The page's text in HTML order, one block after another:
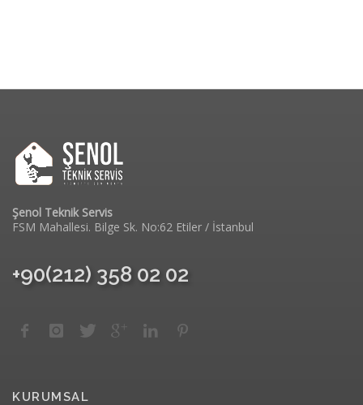
Şenol Teknik Servis
FSM Mahallesi. Bilge Sk. No:62 Etiler / İstanbul
+90(212) 358 02 02
KURUMSAL